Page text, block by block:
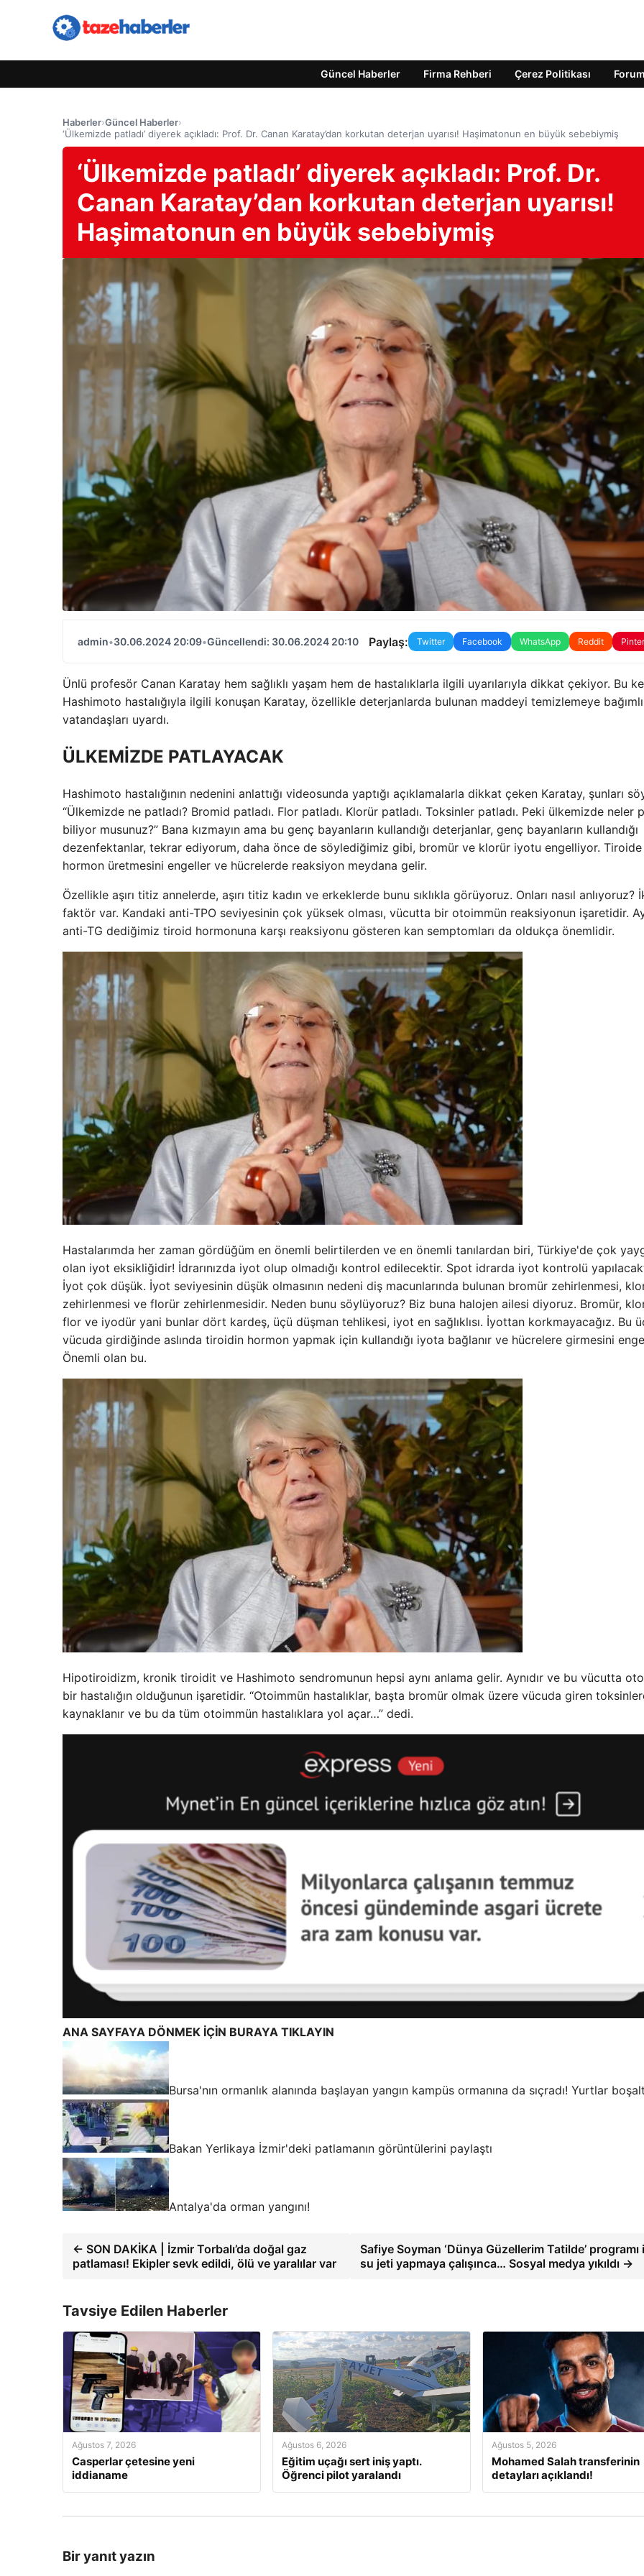
Güncel Haberler Firma Rehberi Çerez Politikası Forum
Haberler›Güncel Haberler›
‘Ülkemizde patladı’ diyerek açıkladı: Prof. Dr. Canan Karatay’dan korkutan deterjan uyarısı! Haşimatonun en büyük sebebiymiş
‘Ülkemizde patladı’ diyerek açıkladı: Prof. Dr.
Canan Karatay’dan korkutan deterjan uyarısı!
Haşimatonun en büyük sebebiymiş
admin•30.06.2024 20:09•Güncellendi: 30.06.2024 20:10 Paylaş: Twitter Facebook WhatsApp Reddit
Ünlü profesör Canan Karatay hem sağlıklı yaşam hem de hastalıklarla ilgili uyarılarıyla dikkat çekiyor. Bu
Hashimoto hastalığıyla ilgili konuşan Karatay, özellikle deterjanlarda bulunan maddeyi temizlemeye bağımlı
vatandaşları uyardı.
ÜLKEMİZDE PATLAYACAK
Hashimoto hastalığının nedenini anlattığı videosunda yaptığı açıklamalarla dikkat çeken Karatay, şunları
“Ülkemizde ne patladı? Bromid patladı. Flor patladı. Klorür patladı. Toksinler patladı. Peki ülkemizde neler
biliyor musunuz?” Bana kızmayın ama bu genç bayanların kullandığı deterjanlar, genç bayanların kullandığı
dezenfektanlar, tekrar ediyorum, daha önce de söylediğimiz gibi, bromür ve klorür iyotu engelliyor.
hormon üretmesini engeller ve hücrelerde reaksiyon meydana gelir.
Özellikle aşırı titiz annelerde, aşırı titiz kadın ve erkeklerde bunu sıklıkla görüyoruz. Onları nasıl anlıyoruz?
faktör var. Kandaki anti-TPO seviyesinin çok yüksek olması, vücutta bir otoimmün reaksiyonun işaretidir.
anti-TG dediğimiz tiroid hormonuna karşı reaksiyonu gösteren kan semptomları da oldukça önemlidir.
Hastalarımda her zaman gördüğüm en önemli belirtilerden ve en önemli tanılardan biri, Türkiye'de çok
olan iyot eksikliğidir! İdrarınızda iyot olup olmadığı kontrol edilecektir. Spot idrarda iyot kontrolü
İyot çok düşük. İyot seviyesinin düşük olmasının nedeni diş macunlarında bulunan bromür zehirlenmesi,
zehirlenmesi ve florür zehirlenmesidir. Neden bunu söylüyoruz? Biz buna halojen ailesi diyoruz. Bromür,
flor ve iyodür yani bunlar dört kardeş, üçü düşman tehlikesi, iyot en sağlıklısı. İyottan korkmayacağız. Bu
vücuda girdiğinde aslında tiroidin hormon yapmak için kullandığı iyota bağlanır ve hücrelere girmesini
Önemli olan bu.
Hipotiroidizm, kronik tiroidit ve Hashimoto sendromunun hepsi aynı anlama gelir. Aynıdır ve bu vücutta
bir hastalığın olduğunun işaretidir. “Otoimmün hastalıklar, başta bromür olmak üzere vücuda giren
kaynaklanır ve bu da tüm otoimmün hastalıklara yol açar…” dedi.
ANA SAYFAYA DÖNMEK İÇİN BURAYA TIKLAYIN
Bursa'nın ormanlık alanında başlayan yangın kampüs ormanına da sıçradı! Yurtlar
Bakan Yerlikaya İzmir'deki patlamanın görüntülerini paylaştı
Antalya'da orman yangını!
← SON DAKİKA | İzmir Torbalı’da doğal gaz
patlaması! Ekipler sevk edildi, ölü ve yaralılar var
Safiye Soyman ‘Dünya Güzellerim Tatilde’ programı
su jeti yapmaya çalışınca… Sosyal medya yıkıldı →
Tavsiye Edilen Haberler
Ağustos 7, 2026
Casperlar çetesine yeni
iddianame
Ağustos 6, 2026
Eğitim uçağı sert iniş yaptı.
Öğrenci pilot yaralandı
Ağustos 5, 2026
Mohamed Salah transferinin
detayları açıklandı!
Bir yanıt yazın